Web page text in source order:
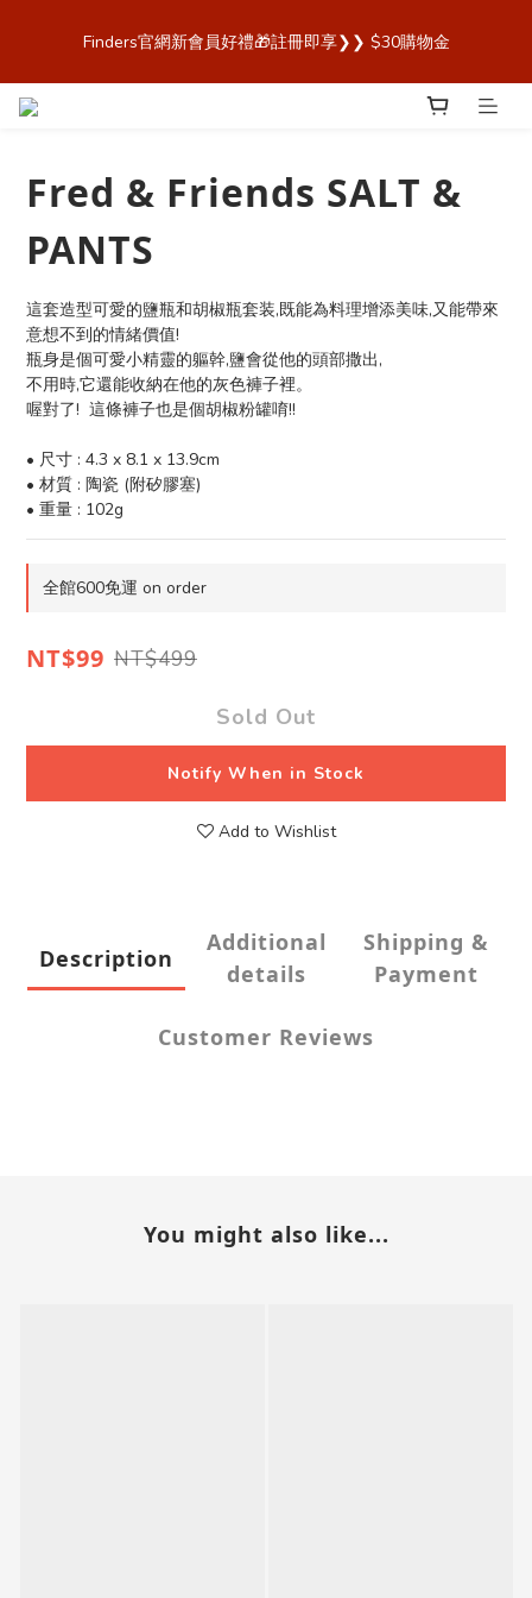
商城，購買最安心！】
Finders官網新會員好禮🎁註冊即享❯❯ $30購物金
歡迎來到 Finders🎉【Blender Bottle x Owala 台灣官方代理直營
Fred & Friends SALT &
PANTS
這套造型可愛的鹽瓶和胡椒瓶套装,既能為料理增添美味,又能帶來
意想不到的情緒價值!
瓶身是個可愛小精靈的軀幹,鹽會從他的頭部撒出,
不用時,它還能收納在他的灰色褲子裡。
喔對了!  這條褲子也是個胡椒粉罐唷!!
• 尺寸 : 4.3 x 8.1 x 13.9cm
• 材質 : 陶瓷 (附矽膠塞)
• 重量 : 102g
全館600免運 on order
NT$99 NT$499
Sold Out
Notify When in Stock
Add to Wishlist
Description
Additional
details
Shipping &
Payment
Customer Reviews
You might also like...